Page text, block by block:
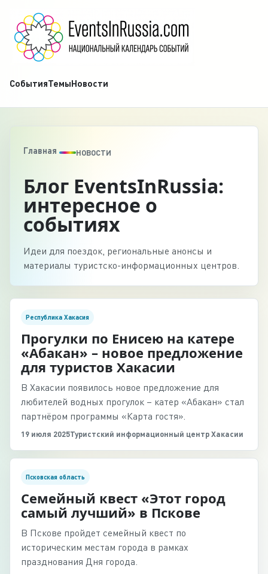
СобытияТемыНовости
Главная НОВОСТИ
Блог EventsInRussia:
интересное о
событиях
Идеи для поездок, региональные анонсы и
материалы туристско-информационных центров.
Республика Хакасия
Прогулки по Енисею на катере
«Абакан» – новое предложение
для туристов Хакасии
В Хакасии появилось новое предложение для
любителей водных прогулок – катер «Абакан» стал
партнёром программы «Карта гостя».
19 июля 2025Туристский информационный центр Хакасии
Псковская область
Семейный квест «Этот город
самый лучший» в Пскове
В Пскове пройдет семейный квест по
историческим местам города в рамках
празднования Дня города.